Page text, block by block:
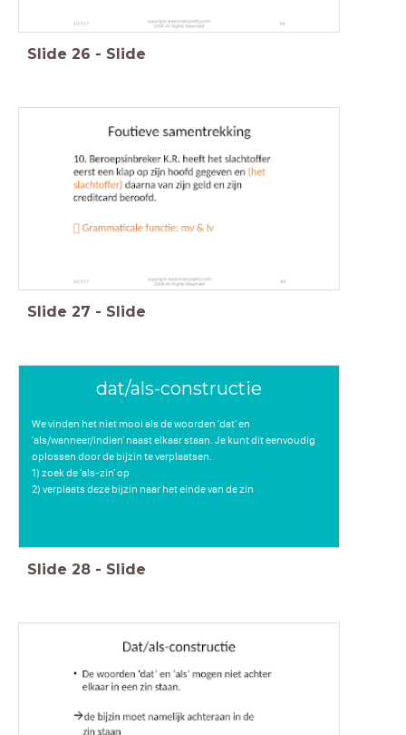
Slide 26 - Slide
Slide 27 - Slide
dat/als-constructie
We vinden het niet mooi als de woorden 'dat' en
'als/wanneer/indien' naast elkaar staan. Je kunt dit eenvoudig
oplossen door de bijzin te verplaatsen.
1) zoek de 'als-zin' op
2) verplaats deze bijzin naar het einde van de zin
Slide 28 - Slide